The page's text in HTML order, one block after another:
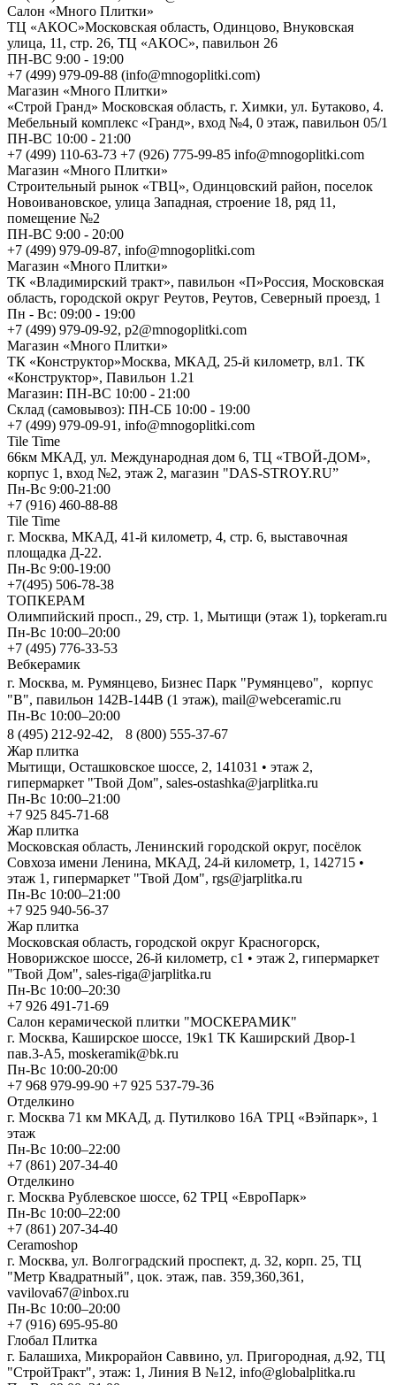
Салон «Много Плитки»
ТЦ «АКОС»Московская область, Одинцово, Внуковская
улица, 11, стр. 26, ТЦ «АКОС», павильон 26
ПН-ВС 9:00 - 19:00
+7 (499) 979-09-88 (info@mnogoplitki.com)
Магазин «Много Плитки»
«Строй Гранд» Московская область, г. Химки, ул. Бутаково, 4.
Мебельный комплекс «Гранд», вход №4, 0 этаж, павильон 05/1
ПН-ВС 10:00 - 21:00
+7 (499) 110-63-73 +7 (926) 775-99-85 info@mnogoplitki.com
Магазин «Много Плитки»
Cтроительный рынок «ТВЦ», Одинцовский район, поселок
Новоивановское, улица Западная, строение 18, ряд 11,
помещение №2
ПН-ВС 9:00 - 20:00
+7 (499) 979-09-87, info@mnogoplitki.com
Магазин «Много Плитки»
ТК «Владимирский тракт», павильон «П»Россия, Московская
область, городской округ Реутов, Реутов, Северный проезд, 1
Пн - Вс: 09:00 - 19:00
+7 (499) 979-09-92, p2@mnogoplitki.com
Магазин «Много Плитки»
ТК «Конструктор»Москва, МКАД, 25-й километр, вл1. ТК
«Конструктор», Павильон 1.21
Магазин: ПН-ВС 10:00 - 21:00
Склад (самовывоз): ПН-СБ 10:00 - 19:00
+7 (499) 979-09-91, info@mnogoplitki.com
Tile Time
66км МКАД, ул. Международная дом 6, ТЦ «ТВОЙ-ДОМ»,
корпус 1, вход №2, этаж 2, магазин "DAS-STROY.RU”
Пн-Вс 9:00-21:00
+7 (916) 460-88-88
Tile Time
г. Москва, МКАД, 41-й километр, 4, стр. 6, выставочная
площадка Д-22.
Пн-Вс 9:00-19:00
+7(495) 506-78-38
ТОПКЕРАМ
Олимпийский просп., 29, стр. 1, Мытищи (этаж 1), topkeram.ru
Пн-Вс 10:00–20:00
+7 (495) 776-33-53
Вебкерамик
г. Москва, м. Румянцево, Бизнес Парк "Румянцево", корпус
"В", павильон 142В-144В (1 этаж), mail@webceramic.ru
Пн-Вс 10:00–20:00
8 (495) 212-92-42, 8 (800) 555-37-67
Жар плитка
Мытищи, Осташковское шоссе, 2, 141031 • этаж 2,
гипермаркет "Твой Дом", sales-ostashka@jarplitka.ru
Пн-Вс 10:00–21:00
+7 925 845-71-68
Жар плитка
Московская область, Ленинский городской округ, посёлок
Совхоза имени Ленина, МКАД, 24-й километр, 1, 142715 •
этаж 1, гипермаркет "Твой Дом", rgs@jarplitka.ru
Пн-Вс 10:00–21:00
+7 925 940-56-37
Жар плитка
Московская область, городской округ Красногорск,
Новорижское шоссе, 26-й километр, с1 • этаж 2, гипермаркет
"Твой Дом", sales-riga@jarplitka.ru
Пн-Вс 10:00–20:30
+7 926 491-71-69
Салон керамической плитки "МОСКЕРАМИК"
г. Москва, Каширское шоссе, 19к1 ТК Каширский Двор-1
пав.3-А5, moskeramik@bk.ru
Пн-Вс 10:00-20:00
+7 968 979-99-90 +7 925 537-79-36
Отделкино
г. Москва 71 км МКАД, д. Путилково 16А ТРЦ «Вэйпарк», 1
этаж
Пн-Вс 10:00–22:00
+7 (861) 207-34-40
Отделкино
г. Москва Рублевское шоссе, 62 ТРЦ «ЕвроПарк»
Пн-Вс 10:00–22:00
+7 (861) 207-34-40
Ceramoshop
г. Москва, ул. Волгоградский проспект, д. 32, корп. 25, ТЦ
"Метр Квадратный", цок. этаж, пав. 359,360,361,
vavilova67@inbox.ru
Пн-Вс 10:00–20:00
+7 (916) 695-95-80
Глобал Плитка
г. Балашиха, Микрорайон Саввино, ул. Пригородная, д.92, ТЦ
"СтройТракт", этаж: 1, Линия В №12, info@globalplitka.ru